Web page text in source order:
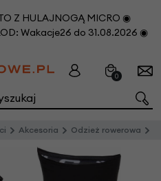
Z HULAJNOGĄ MICRO ◉
Wakacje26 do 31.08.2026 ◉
0
Akcesoria Odzież rowerowa